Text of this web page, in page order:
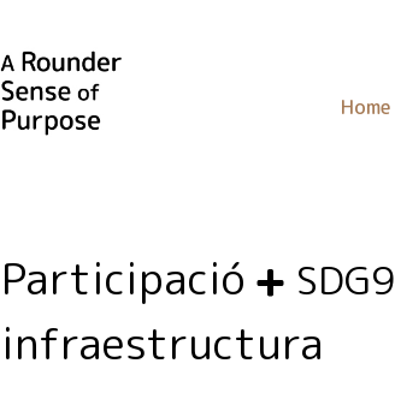
Home
Participació SDG9
infraestructura